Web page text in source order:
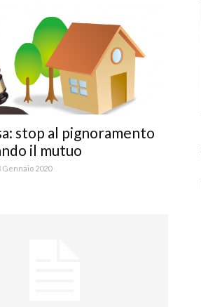
stop al pignoramento
il mutuo
Gennaio 2020